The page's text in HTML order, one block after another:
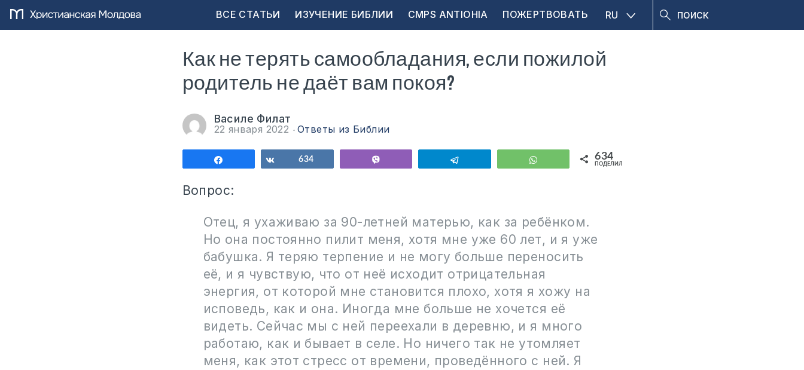
ВСЕ СТАТЬИ ИЗУЧЕНИЕ БИБЛИИ CMPS ANTIOHIA ПОЖЕРТВОВАТЬ RU
Как не терять самообладания, если пожилой
родитель не даёт вам покоя?
Василе Филат
22 января 2022 Ответы из Библии
Поделиться Поделиться
634 WhatsApp 634
ПОДЕЛИЛИСЬ
Вопрос:
Отец, я ухаживаю за 90-летней матерью, как за ребёнком.
Но она постоянно пилит меня, хотя мне уже 60 лет, и я уже
бабушка. Я теряю терпение и не могу больше переносить
её, и я чувствую, что от неё исходит отрицательная
энергия, от которой мне становится плохо, хотя я хожу на
исповедь, как и она. Иногда мне больше не хочется её
видеть. Сейчас мы с ней переехали в деревню, и я много
работаю, как и бывает в селе. Но ничего так не утомляет
меня, как этот стресс от времени, проведённого с ней. Я